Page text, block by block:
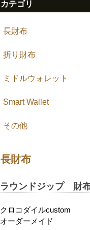
カテゴリ
長財布
折り財布
ミドルウォレット
Smart Wallet
その他
長財布
ラウンドジップ 財
クロコダイルcustom
オーダーメイド